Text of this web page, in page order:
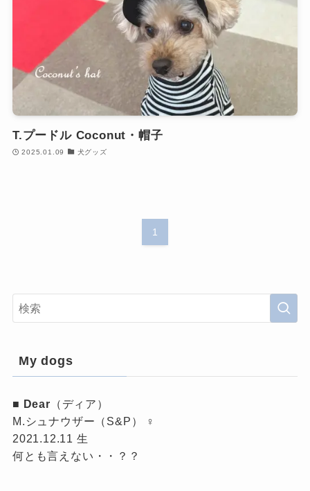
T.プードル Coconut・帽子
2025.01.09 犬グッズ
1
My dogs
■ Dear （ディア）
M.シュナウザー（S&P） ♀
2021.12.11 生
何とも言えない・・？？